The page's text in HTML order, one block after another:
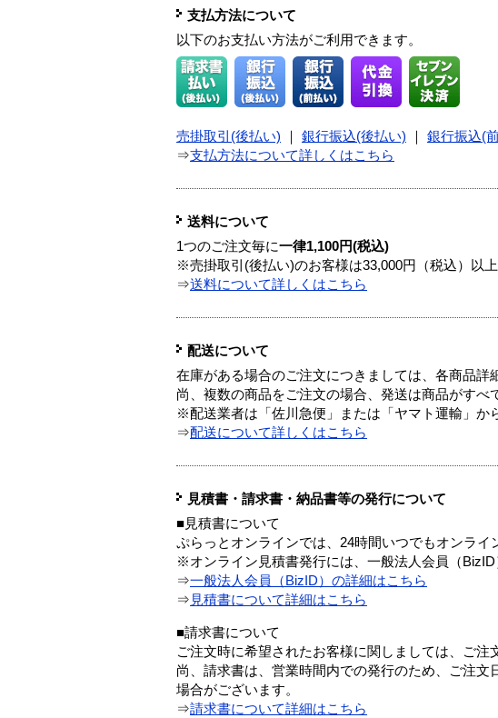
支払方法について
以下のお支払い方法がご利用できます。
売掛取引(後払い) 銀行振込(後払い) 銀行振込(
⇒支払方法について詳しくはこちら
送料について
1つのご注文毎に一律1,100円(税込)
※売掛取引(後払い)のお客様は33,000円（税込）以
⇒送料について詳しくはこちら
配送について
在庫がある場合のご注文につきましては、各商品詳
尚、複数の商品をご注文の場合、発送は商品がすべ
※配送業者は「佐川急便」または「ヤマト運輸」か
⇒配送について詳しくはこちら
見積書・請求書・納品書等の発行について
■見積書について
ぷらっとオンラインでは、24時間いつでもオンライ
※オンライン見積書発行には、一般法人会員（BizID
⇒一般法人会員（BizID）の詳細はこちら
⇒ 見積書について詳細はこちら
■請求書について
ご注文時に希望されたお客様に関しましては、ご注
尚、請求書は、営業時間内での発行のため、ご注
場合がございます。
⇒請求書について詳細はこちら